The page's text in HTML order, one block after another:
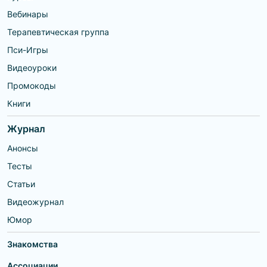
Вебинары
Терапевтическая группа
Пси-Игры
Видеоуроки
Промокоды
Книги
Журнал
Анонсы
Тесты
Статьи
Видеожурнал
Юмор
Знакомства